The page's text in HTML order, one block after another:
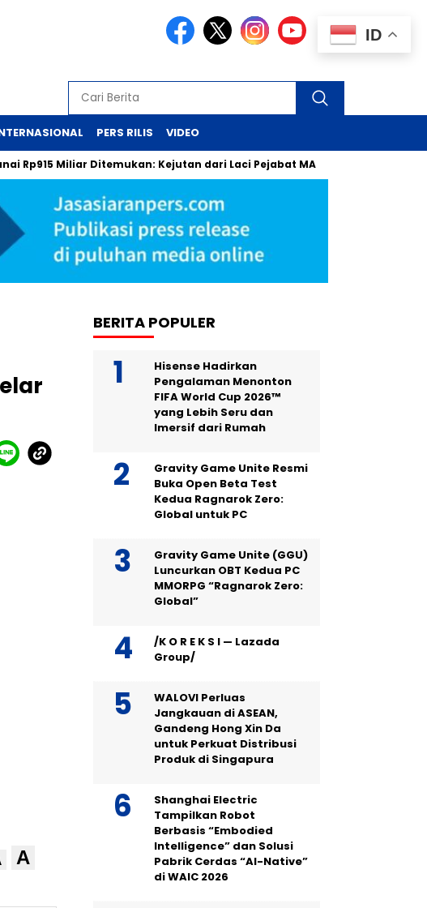
PERS RILIS VIDEO
Miliar Ditemukan: Kejutan dari Laci Pejabat MA
A
BERITA POPULER
Hisense Hadirkan
Pengalaman Menonton
FIFA World Cup 2026™
yang Lebih Seru dan
Imersif dari Rumah
Gravity Game Unite Resmi
Buka Open Beta Test
Kedua Ragnarok Zero:
Global untuk PC
Gravity Game Unite (GGU)
Luncurkan OBT Kedua PC
MMORPG “Ragnarok Zero:
Global”
/K O R E K S I — Lazada
Group/
WALOVI Perluas
Jangkauan di ASEAN,
Gandeng Hong Xin Da
untuk Perkuat Distribusi
Produk di Singapura
Shanghai Electric
Tampilkan Robot
Berbasis “Embodied
Intelligence” dan Solusi
Pabrik Cerdas “AI-Native”
di WAIC 2026
ID